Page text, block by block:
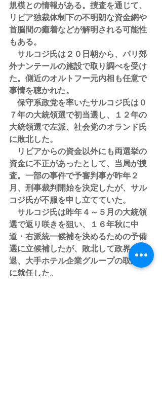
規模との情報がある。捜査を通じて、
リビア独裁体制下の不明朗な資金網や
首脳間の癒着などが解明される可能性
もある。
サルコジ氏は２０日朝から、パリ郊
外ナンテールの施設で取り調べを受け
た。側近のオルトフー元内相も任意で
事情を聴かれた。
保守系政党を率いたサルコジ氏は０
７年の大統領選で初当選し、１２年の
大統領選で左派、社会党のオランド氏
に敗北した。
リビアからの資金以外にも両選挙の
資金に不正があったとして、当局が捜
査。一部の事件で予審判事が昨年２
月、刑事裁判開始を決定したが、サル
コジ氏が不服を申し立てていた。
サルコジ氏は昨年４～５月の大統領
選で返り咲きを狙い、１６年秋に中
道・右派統一候補を決めるための予備
選に立候補したが、敗北して政界を引
退、大手ホテル企業グループの取締役
に就任した。